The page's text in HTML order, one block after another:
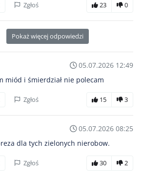
Zgłoś 23 0
Pokaż więcej odpowiedzi
05.07.2026 12:49
miód i śmierdział nie polecam
Zgłoś 15 3
05.07.2026 08:25
dla tych zielonych nierobow.
Zgłoś 30 2